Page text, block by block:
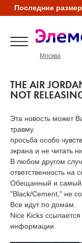
Последние
Москва
THE AIR
NOT
Эта новость может
травму.
просьба особо
экрана и не читать
В любом другом
ответственность на
Обещанный и самый
"Black/Cement," не
Все идут по домам.
Nice Kicks
информации.